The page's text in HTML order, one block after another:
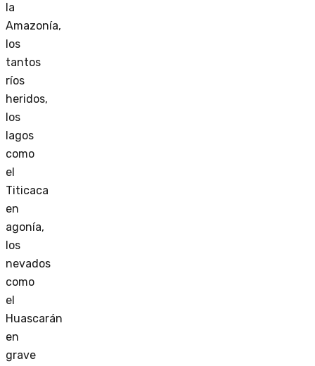
la
Amazonía,
los
tantos
ríos
heridos,
los
lagos
como
el
Titicaca
en
agonía,
los
nevados
como
el
Huascarán
en
grave